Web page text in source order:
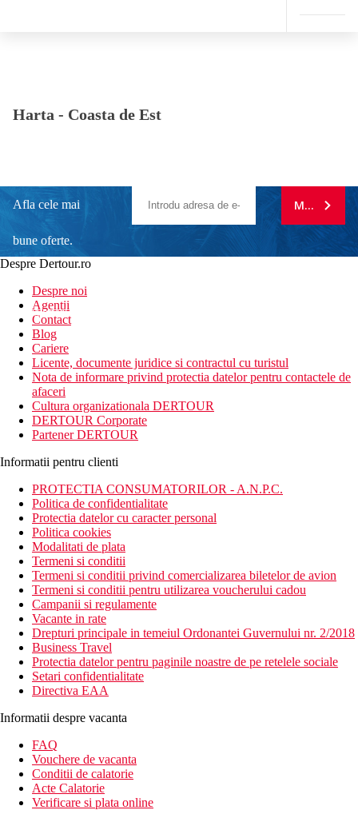
Harta - Coasta de Est
Afla cele mai
bune oferte.
newsletter!
MA
Despre Dertour.ro
Despre noi
Agentii
Contact
Blog
Cariere
Licente, documente juridice si contractul cu turistul
Nota de informare privind protectia datelor pentru contactele de
afaceri
Cultura organizationala DERTOUR
DERTOUR Corporate
Partener DERTOUR
Informatii pentru clienti
PROTECTIA CONSUMATORILOR - A.N.P.C.
Politica de confidentialitate
Protectia datelor cu caracter personal
Politica cookies
Modalitati de plata
Termeni si conditii
Termeni si conditii privind comercializarea biletelor de avion
Termeni si conditii pentru utilizarea voucherului cadou
Campanii si regulamente
Vacante in rate
Drepturi principale in temeiul Ordonantei Guvernului nr. 2/2018
Business Travel
Protectia datelor pentru paginile noastre de pe retelele sociale
Setari confidentialitate
Directiva EAA
Informatii despre vacanta
FAQ
Vouchere de vacanta
Conditii de calatorie
Acte Calatorie
Verificare si plata online